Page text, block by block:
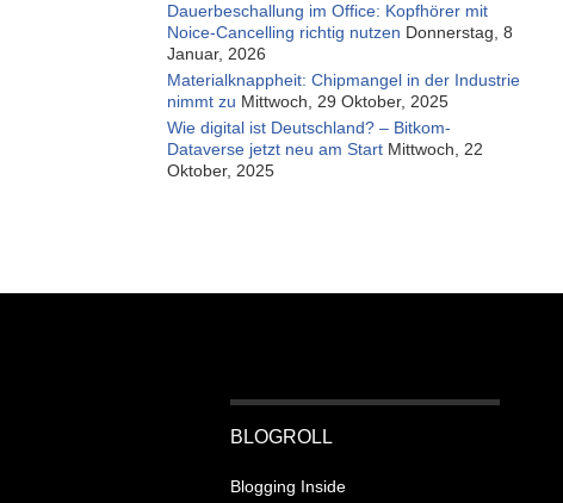
Dauerbeschallung im Office: Kopfhörer mit
Noice-Cancelling richtig nutzen Donnerstag, 8
Januar, 2026
Materialknappheit: Chipmangel in der Industrie
nimmt zu Mittwoch, 29 Oktober, 2025
Wie digital ist Deutschland? – Bitkom-
Dataverse jetzt neu am Start Mittwoch, 22
Oktober, 2025
BLOGROLL
Blogging Inside